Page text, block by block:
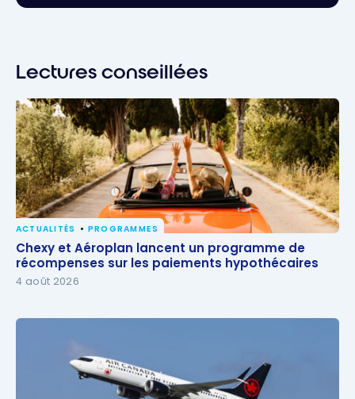
Lectures conseillées
Chexy et Aéroplan lancent un programme de
récompenses sur les paiements hypothécaires
ACTUALITÉS PROGRAMMES
Chexy et Aéroplan lancent un programme de
récompenses sur les paiements hypothécaires
4 août 2026